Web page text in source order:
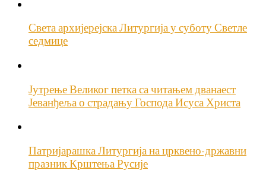
Света архијерејска Литургија у суботу Светле
седмице
Јутрење Великог петка са читањем дванаест
Јеванђеља о страдању Господа Исуса Христа
Патријарашка Литургија на црквено-државни
празник Крштења Русије